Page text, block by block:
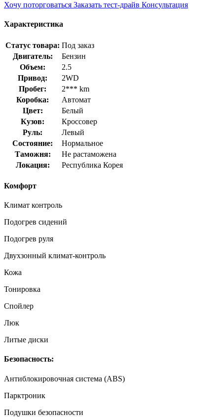
Хочу поторговаться Заказать тест-драйв Консультация
Характеристика
Статус товара: Под заказ
Двигатель:
Бензин
Объем:
2.5
Привод:
2WD
Пробег:
2*** km
Коробка:
Автомат
Цвет:
Белый
Кузов:
Кроссовер
Руль:
Левый
Состояние:
Нормальное
Таможня:
Не растаможена
Локация:
Республика Корея
Комфорт
Климат контроль
Подогрев сидений
Подогрев руля
Двухзонный климат-контроль
Кожа
Тонировка
Спойлер
Люк
Литые диски
Безопасность:
Антиблокировочная система (ABS)
Парктроник
Подушки безопасности